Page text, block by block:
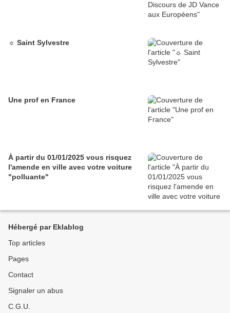
☼ Saint Sylvestre
Une prof en France
À partir du 01/01/2025 vous risquez
l'amende en ville avec votre voiture
"polluante"
Hébergé par Eklablog
Top articles
Pages
Contact
Signaler un abus
C.G.U.